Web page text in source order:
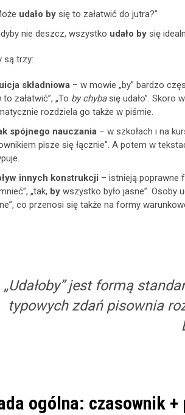
udało by się to załatwić do jutra?”
nie deszcz, wszystko udało by się
są trzy:
składniowa – w mowie „by” bardzo
to załatwić”, „To by chybasię udało”. Skoro
rozdziela go także w piśmie.
spójnego nauczania – w szkołach i na
pisze się łącznie”. A potem w
innych konstrukcji – istnieją poprawne
„tak, by wszystko było jasne”. Osoby
co przenosi się także na formy
„Udałoby” jest formą
typowych zdań pisownia
ogólna: czasownik +